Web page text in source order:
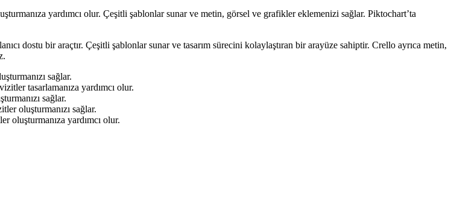
yardımcı olur. Çeşitli şablonlar sunar ve metin, görsel ve grafikler eklemenizi sağlar. Piktochart’ta
dostu bir araçtır. Çeşitli şablonlar sunar ve tasarım sürecini kolaylaştıran bir arayüze sahiptir. Crello ayrıca metin,
sağlar.
tasarlamanıza yardımcı olur.
sağlar.
oluşturmanızı sağlar.
oluşturmanıza yardımcı olur.